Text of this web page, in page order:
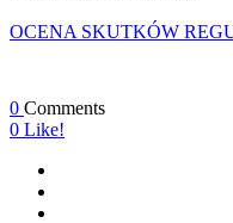
OCENA SKUTKÓW
0 Comments
0 Like!